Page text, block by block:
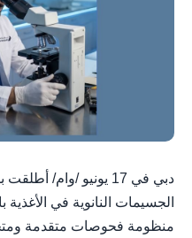
دبي في 17 يونيو /وام/
منظومة فحوصات متقدمة